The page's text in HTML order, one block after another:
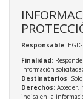
Responsable:
Finalidad:
información solicitada;
Destinatarios:
Derechos: Acceder,
indica en la